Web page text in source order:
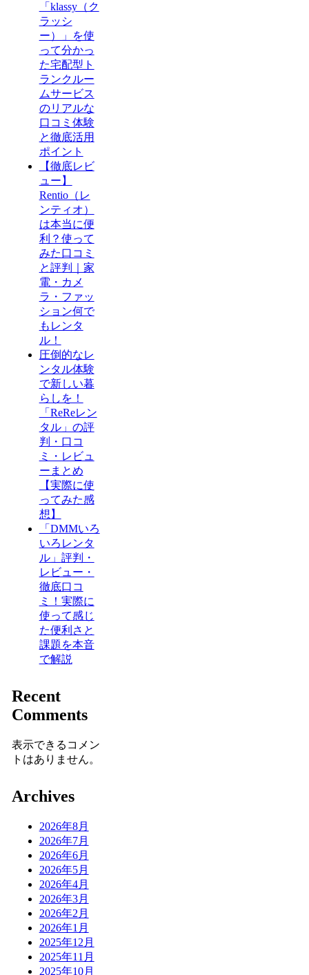
「klassy（ク
ラッシ
ー）」を使
って分かっ
た宅配型ト
ランクルー
ムサービス
のリアルな
口コミ体験
と徹底活用
ポイント
【徹底レビ
ュー】
Rentio（レ
ンティオ）
は本当に便
利？使って
みた口コミ
と評判｜家
電・カメ
ラ・ファッ
ション何で
もレンタ
ル！
圧倒的なレ
ンタル体験
で新しい暮
らしを！
「ReReレン
タル」の評
判・口コ
ミ・レビュ
ーまとめ
【実際に使
ってみた感
想】
「DMMいろ
いろレンタ
ル」評判・
レビュー・
徹底口コ
ミ！実際に
使って感じ
た便利さと
課題を本音
で解説
Recent
Comments
表示できるコメン
トはありません。
Archives
2026年8月
2026年7月
2026年6月
2026年5月
2026年4月
2026年3月
2026年2月
2026年1月
2025年12月
2025年11月
2025年10月